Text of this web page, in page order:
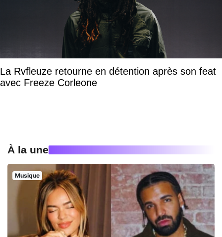
La Rvfleuze retourne en détention après son feat
avec Freeze Corleone
À la une
Musique